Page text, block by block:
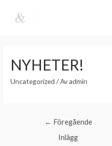
NYHETER!
Uncategorized / Avadmin
← Föregående
Inlägg